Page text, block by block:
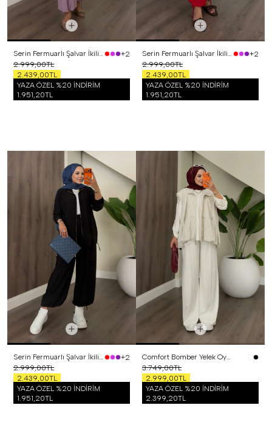
Serin Fermuarlı Şalvar İkili Takım Lila
+2
2.999,00TL
2.439,00TL
YAZA ÖZEL %20 İNDİRİM
1.951,20TL
Serin Fermuarlı Şalvar İkili Takım Kırmızı
+2
2.999,00TL
2.439,00TL
YAZA ÖZEL %20 İNDİRİM
1.951,20TL
Serin Fermuarlı Şalvar İkili Takım Siyah
+2
2.999,00TL
2.439,00TL
YAZA ÖZEL %20 İNDİRİM
1.951,20TL
Comfort Bomber Yelek Oysh Üçlü Takım Beyaz
3.749,00TL
2.999,00TL
YAZA ÖZEL %20 İNDİRİM
2.399,20TL